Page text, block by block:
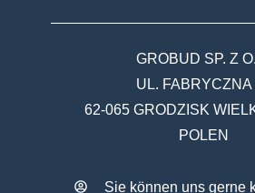
GROBUD SP. Z
UL. FABRYCZNA
62-065 GRODZISK
POLEN
Sie können uns gerne